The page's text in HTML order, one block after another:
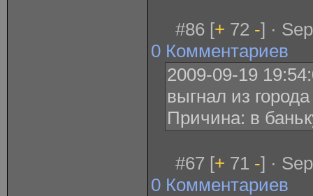
#86 [+ 72 -] ·
0 Комментариев
2009-09-19
выгнал из
Причина: в
#67 [+ 71 -] ·
0 Комментариев